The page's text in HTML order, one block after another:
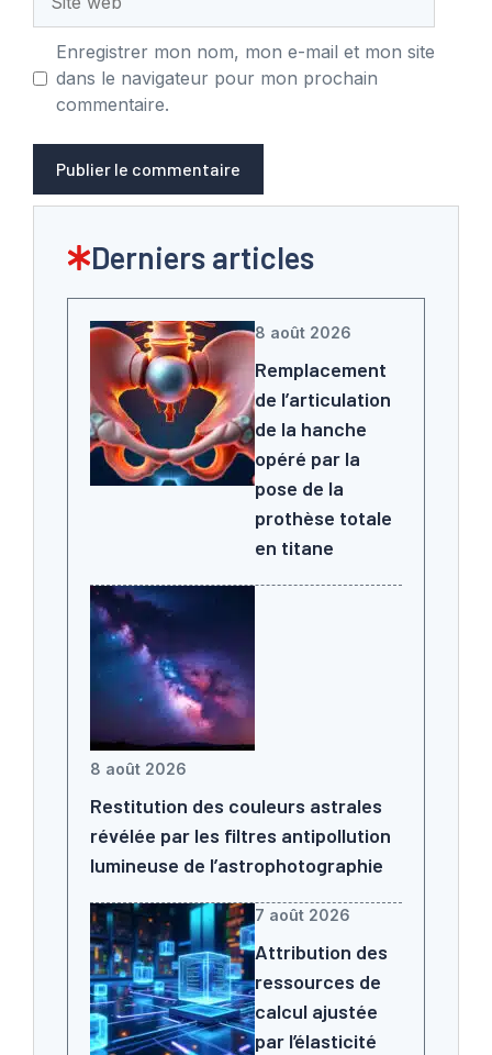
web
Enregistrer mon nom, mon e-mail et mon site
dans le navigateur pour mon prochain
commentaire.
Derniers articles
8 août 2026
Remplacement
de l’articulation
de la hanche
opéré par la
pose de la
prothèse totale
en titane
8 août 2026
Restitution des couleurs astrales
révélée par les filtres antipollution
lumineuse de l’astrophotographie
7 août 2026
Attribution des
ressources de
calcul ajustée
par l’élasticité